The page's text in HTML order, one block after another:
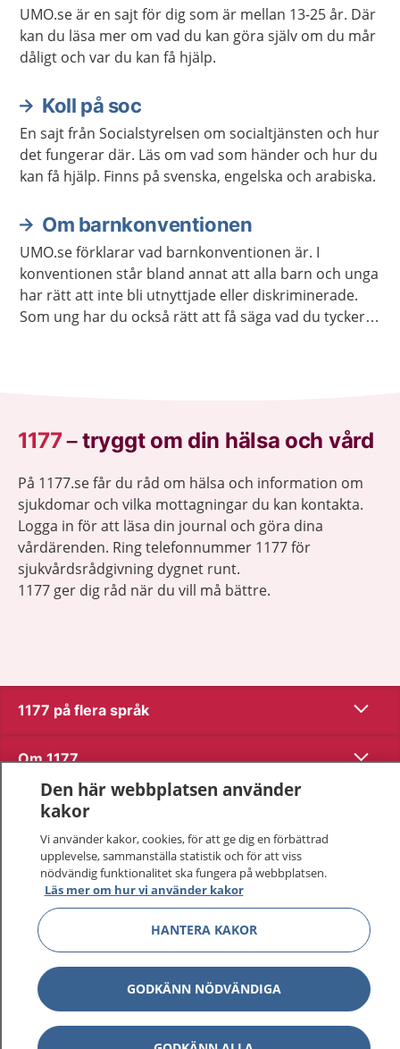
UMO.se är en sajt för dig som är mellan 13-25 år. Där
kan du läsa mer om vad du kan göra själv om du mår
dåligt och var du kan få hjälp.
Koll på soc
En sajt från Socialstyrelsen om socialtjänsten och hur
det fungerar där. Läs om vad som händer och hur du
kan få hjälp. Finns på svenska, engelska och arabiska.
Om barnkonventionen
UMO.se förklarar vad barnkonventionen är. I
konventionen står bland annat att alla barn och unga
har rätt att inte bli utnyttjade eller diskriminerade.
Som ung har du också rätt att få säga vad du tycker
1177–tryggt om din hälsa och vård
På 1177.se får du råd om hälsa och information om
sjukdomar och vilka mottagningar du kan kontakta.
Logga in för att läsa din journal och göra dina
vårdärenden. Ring telefonnummer 1177 för
sjukvårdsrådgivning dygnet runt.
1177 ger dig råd när du vill må bättre.
1177 på flera språk Visa
Om 1177 Visa
Kontakt
Behandling av personuppgifter
Hantering av kakor
Inställningar för kakor
1177 – en tjänst frånInera.
Den här webbplatsen använder
kakor
Vi använder kakor, cookies, för att ge dig en förbättrad
upplevelse, sammanställa statistik och för att viss
nödvändig funktionalitet ska fungera på webbplatsen.
Läs mer om hur vi använder kakor
HANTERA KAKOR
GODKÄNN NÖDVÄNDIGA